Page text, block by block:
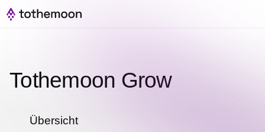
Tothemoon Grow
Übersicht